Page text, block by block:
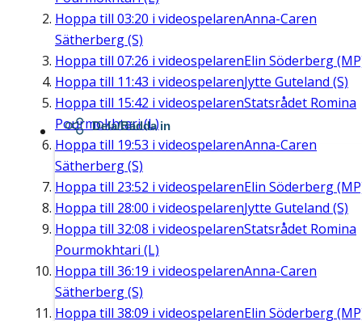
Hoppa till 03:20 i videospelarenAnna-Caren
Sätherberg (S)
Hoppa till 07:26 i videospelarenElin Söderberg
Hoppa till 11:43 i videospelarenJytte Guteland (S)
Hoppa till 15:42 i videospelarenStatsrådet Romina
Pourmokhtari (L)
Hoppa till 19:53 i videospelarenAnna-Caren
Sätherberg (S)
Hoppa till 23:52 i videospelarenElin Söderberg
Hoppa till 28:00 i videospelarenJytte Guteland (S)
Hoppa till 32:08 i videospelarenStatsrådet Romina
Pourmokhtari (L)
Hoppa till 36:19 i videospelarenAnna-Caren
Sätherberg (S)
Hoppa till 38:09 i videospelarenElin Söderberg
Dela/Bädda in